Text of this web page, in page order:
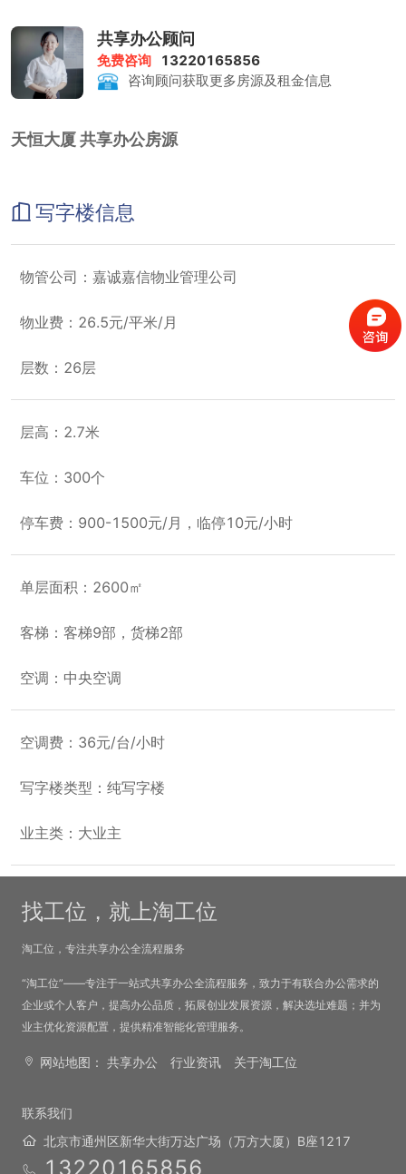
共享办公顾问
免费咨询
13220165856
咨询顾问获取更多房源及租金信息
天恒大厦 共享办公房源
写字楼信息
物管公司：嘉诚嘉信物业管理公司
物业费：26.5元/平米/月
层数：26层
层高：2.7米
车位：300个
停车费：900-1500元/月，临停10元/小时
单层面积：2600㎡
客梯：客梯9部，货梯2部
空调：中央空调
空调费：36元/台/小时
写字楼类型：纯写字楼
业主类：大业主
找工位，就上淘工位
淘工位，专注共享办公全流程服务
“淘工位”——专注于一站式共享办公全流程服务，致力于有联合办公需求的
企业或个人客户，提高办公品质，拓展创业发展资源，解决选址难题；并为
业主优化资源配置，提供精准智能化管理服务。
网站地图： 共享办公 行业资讯 关于淘工位
联系我们
北京市通州区新华大街万达广场（万方大厦）B座1217
13220165856